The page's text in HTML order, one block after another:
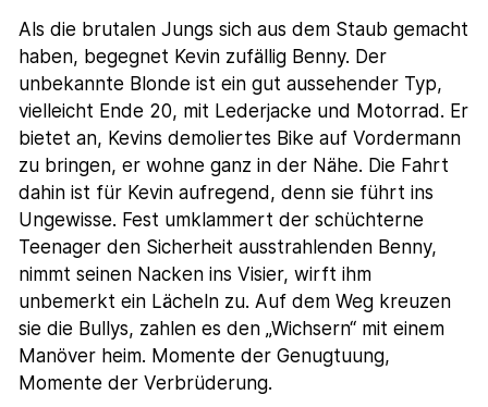
Als die brutalen Jungs sich aus dem Staub gemacht
haben, begegnet Kevin zufällig Benny. Der
unbekannte Blonde ist ein gut aussehender Typ,
vielleicht Ende 20, mit Lederjacke und Motorrad. Er
bietet an, Kevins demoliertes Bike auf Vordermann
zu bringen, er wohne ganz in der Nähe. Die Fahrt
dahin ist für Kevin aufregend, denn sie führt ins
Ungewisse. Fest umklammert der schüchterne
Teenager den Sicherheit ausstrahlenden Benny,
nimmt seinen Nacken ins Visier, wirft ihm
unbemerkt ein Lächeln zu. Auf dem Weg kreuzen
sie die Bullys, zahlen es den „Wichsern“ mit einem
Manöver heim. Momente der Genugtuung,
Momente der Verbrüderung.